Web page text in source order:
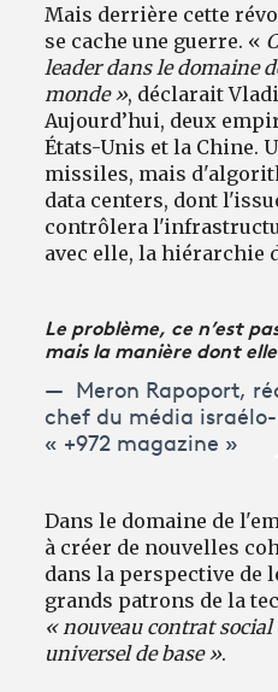
Mais derrière cette
se cache une guerre. «
leader dans le domaine
monde », déclarait
Aujourd’hui, deux
États-Unis et la Chine.
missiles, mais
data centers, dont
contrôlera
avec elle, la hiérarchie
Le problème, ce n’est
mais la manière dont
Meron Rapoport,
chef du média
« +972 magazine »
Dans le domaine de
à créer de nouvelles
dans la perspective
grands patrons de la
« nouveau contrat social
universel de base ».